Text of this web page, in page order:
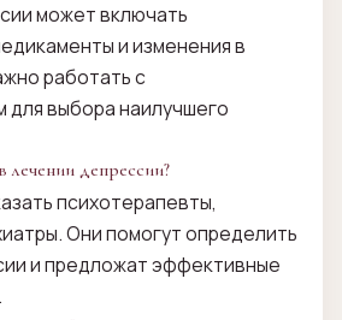
может включать
и изменения в
работать с
выбора наилучшего
депрессии?
психотерапевты,
Они помогут определить
и предложат эффективные